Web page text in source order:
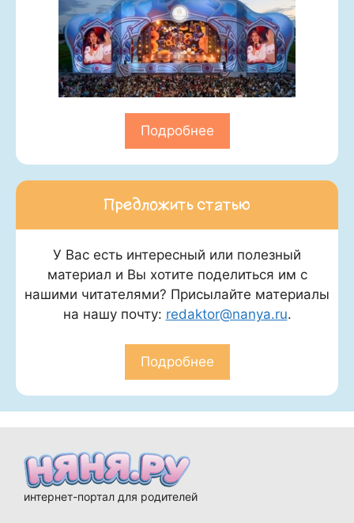
Подробнее
Предложить статью
У Вас есть интересный или полезный
материал и Вы хотите поделиться им с
нашими читателями? Присылайте материалы
на нашу почту: redaktor@nanya.ru.
Подробнее
интернет-портал для родителей